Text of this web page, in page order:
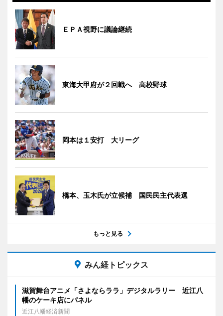
ＥＰＡ視野に議論継続
東海大甲府が２回戦へ 高校野球
岡本は１安打 大リーグ
橋本、玉木氏が立候補 国民民主代表選
もっと見る
みん経トピックス
滋賀舞台アニメ「さよならララ」デジタルラリー 近江八
幡のケーキ店にパネル
近江八幡経済新聞